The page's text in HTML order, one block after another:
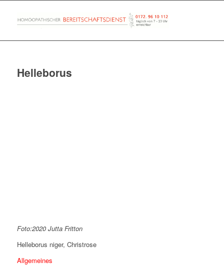
Helleborus
Foto:2020 Jutta Fritton
Helleborus niger, Christrose
Allgemeines